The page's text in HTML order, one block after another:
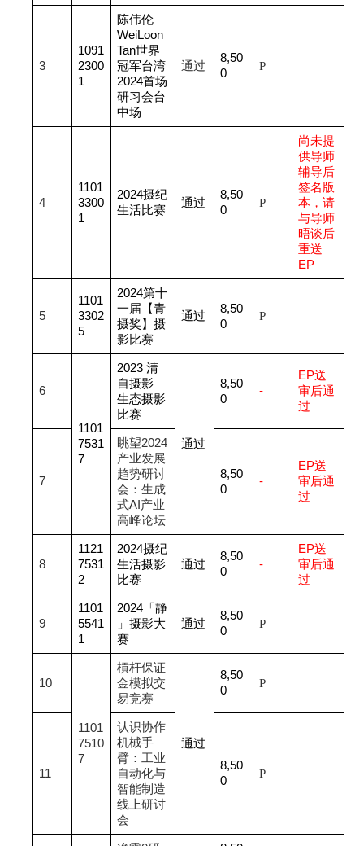
3
1091
2300
1
陈伟伦
WeiLoon
Tan世界
冠军台湾
2024首场
研习会台
中场
通过
8,50
0
P
4
1101
3300
1
2024摄纪
生活比赛
通过
8,50
0
P
尚未提
供导师
辅导后
签名版
本，请
与导师
晤谈后
重送
EP
5
1101
3302
5
2024第十
一届【青
摄奖】摄
影比赛
通过
8,50
0
P
6
1101
7531
7
2023 清
自摄影—
生态摄影
比赛
通过
8,50
0
-
EP送
审后通
过
7
眺望2024
产业发展
趋势研讨
会：生成
式AI产业
高峰论坛
8,50
0
-
EP送
审后通
过
8
1121
7531
2
2024摄纪
生活摄影
比赛
通过
8,50
0
-
EP送
审后通
过
9
1101
5541
1
2024 「静
」摄影大
赛
通过
8,50
0
P
10
1101
7510
7
槓杆保证
金模拟交
易竞赛
通过
8,50
0
P
11
认识协作
机械手
臂：工业
自动化与
智能制造
线上研讨
会
8,50
0
P